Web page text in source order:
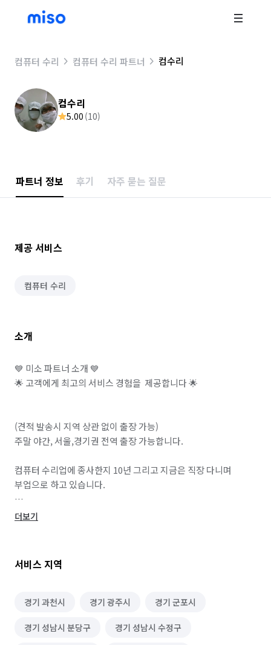
컴퓨터 수리 컴퓨터 수리 파트너 컴수리
컴수리
5.00 (10)
파트너 정보 후기 자주 묻는 질문
제공 서비스
컴퓨터 수리
소개
💙 미소 파트너 소개 💙
🌟 고객에게 최고의 서비스 경험을  제공합니다 🌟
(견적 발송시 지역 상관 없이 출장 가능)
주말 야간, 서울,경기권 전역 출장 가능합니다.
컴퓨터 수리업에 종사한지 10년 그리고 지금은 직장 다니며
부업으로 하고 있습니다.
부업인 만큼 정직한 금액에 수리 합니다. 부품교체건을 제외하고
견적가가 비싸 보일 수 있지만, 견적 금액대로 받을려고 하며,
진행하니, 많이 손해 보는 느낌은 아닐껍니다 :D
#작업관련 특이사항
더보기
서비스 지역
경기 과천시 경기 광주시 경기 군포시
경기 성남시 분당구 경기 성남시 수정구